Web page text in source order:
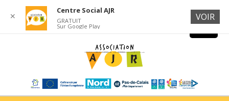
✕
Centre Social AJR
GRATUIT
Sur Google Play
VOIR